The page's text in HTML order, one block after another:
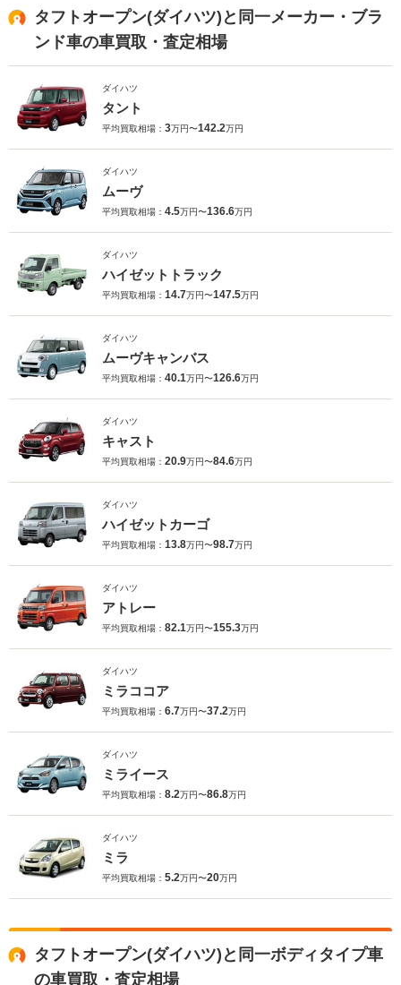
タフトオープン(ダイハツ)と同一メーカー・ブラ
ンド車の車買取・査定相場
ダイハツ
タント
平均買取相場： 3万円〜142.2万円
ダイハツ
ムーヴ
平均買取相場： 4.5万円〜136.6万円
ダイハツ
ハイゼットトラック
平均買取相場： 14.7万円〜147.5万円
ダイハツ
ムーヴキャンバス
平均買取相場： 40.1万円〜126.6万円
ダイハツ
キャスト
平均買取相場： 20.9万円〜84.6万円
ダイハツ
ハイゼットカーゴ
平均買取相場： 13.8万円〜98.7万円
ダイハツ
アトレー
平均買取相場： 82.1万円〜155.3万円
ダイハツ
ミラココア
平均買取相場： 6.7万円〜37.2万円
ダイハツ
ミライース
平均買取相場： 8.2万円〜86.8万円
ダイハツ
ミラ
平均買取相場： 5.2万円〜20万円
タフトオープン(ダイハツ)と同一ボディタイプ車
の車買取・査定相場